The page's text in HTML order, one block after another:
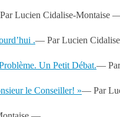
Lucien Cidalise-Montaise
.— Par Lucien
Un Petit Débat.—
le Conseiller! »— Par